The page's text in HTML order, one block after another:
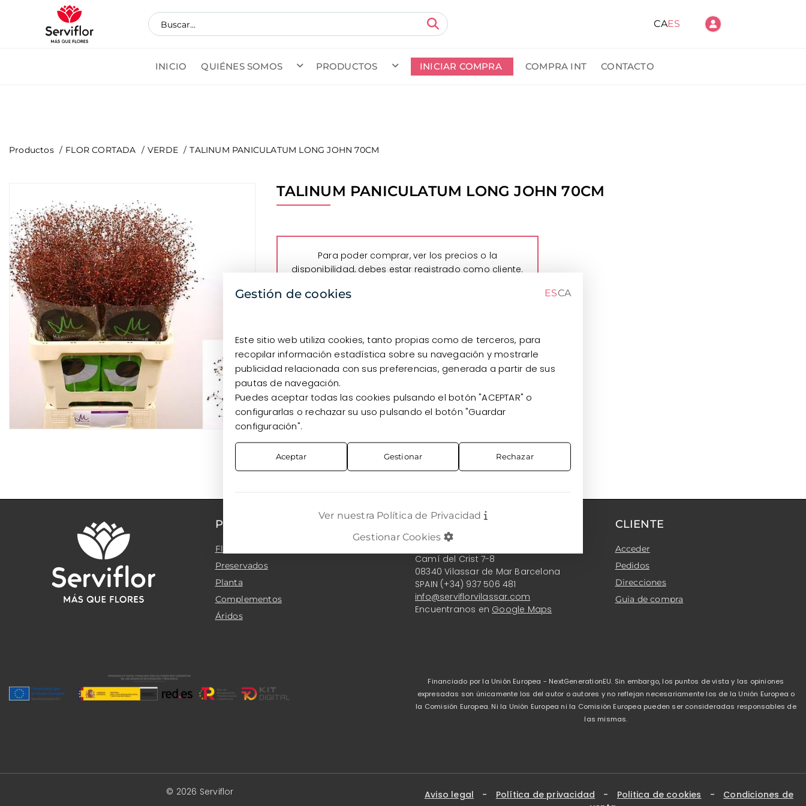
CAES
INICIO QUIÉNES SOMOS PRODUCTOS INICIAR COMPRA COMPRA INT CONTACTO
Productos FLOR CORTADA VERDE TALINUM PANICULATUM LONG JOHN 70CM
TALINUM PANICULATUM LONG JOHN 70CM
Para poder comprar, ver los precios o la
disponibilidad, debes estar registrado como cliente.
Quiero registrarme
Gestión de cookies ESCA
Este sitio web utiliza cookies, tanto propias como de terceros, para
recopilar información estadística sobre su navegación y mostrarle
publicidad relacionada con sus preferencias, generada a partir de sus
pautas de navegación.
Puedes aceptar todas las cookies pulsando el botón "ACEPTAR" o
configurarlas o rechazar su uso pulsando el botón "Guardar
configuración".
Aceptar Gestionar Rechazar
Ver nuestra Política de Privacidad
Gestionar Cookies
PRODUCTOS
Flor cortada
Preservados
Planta
Complementos
Áridos
Camí del Crist 7-8
08340 Vilassar de Mar Barcelona
SPAIN (+34) 937 506 481
info@serviflorvilassar.com
Encuentranos en Google Maps
CLIENTE
Acceder
Pedidos
Direcciones
Guia de compra
Financiado por la Unión Europea - NextGenerationEU. Sin embargo, los puntos de vista y las opiniones
expresadas son únicamente los del autor o autores y no reflejan necesariamente los de la Unión Europea o
la Comisión Europea. Ni la Unión Europea ni la Comisión Europea pueden ser consideradas responsables de
las mismas.
© 2026 Serviflor Aviso legal - Política de privacidad - Politica de cookies -
Condiciones de